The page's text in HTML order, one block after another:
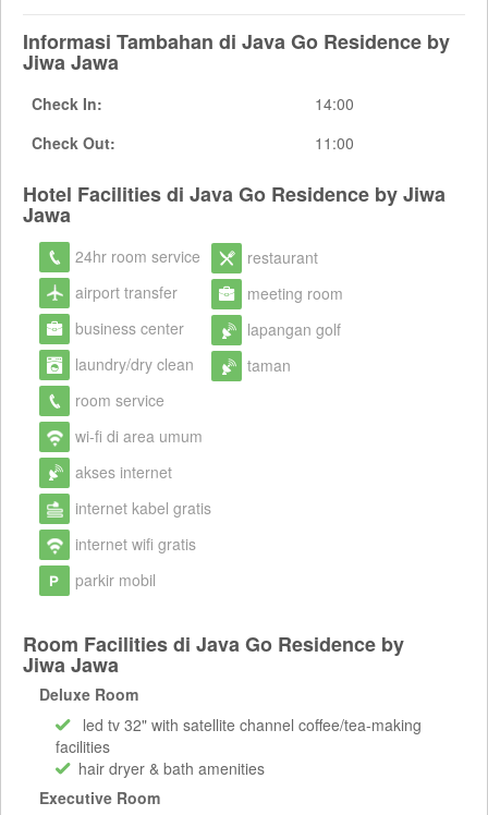
Informasi Tambahan di Java Go Residence by
Jiwa Jawa
Check In:
14:00
Check Out:
11:00
Hotel Facilities di Java Go Residence by Jiwa
Jawa
24hr room service
airport transfer
business center
laundry/dry clean
room service
wi-fi di area umum
akses internet
internet kabel gratis
internet wifi gratis
parkir mobil
restaurant
meeting room
lapangan golf
taman
Room Facilities di Java Go Residence by
Jiwa Jawa
Deluxe Room
led tv 32" with satellite channel coffee/tea-making
facilities
hair dryer & bath amenities
Executive Room